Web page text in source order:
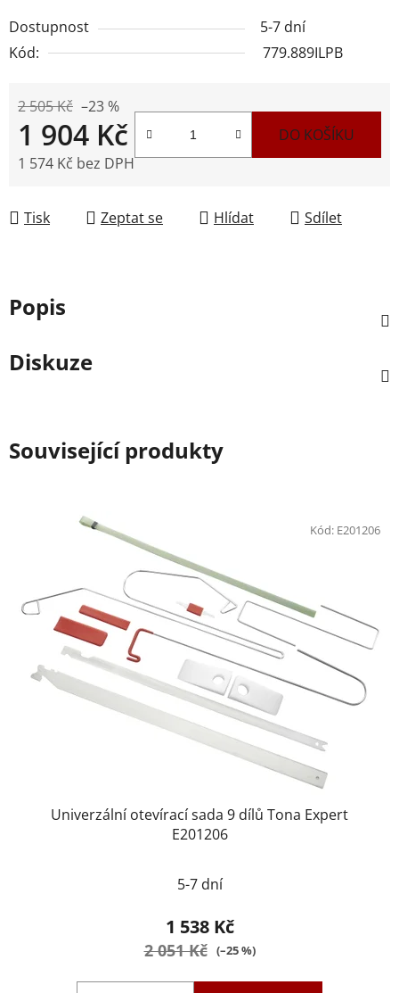
Dostupnost
5-7 dní
Kód:
779.889ILPB
2 505 Kč –23 %
1 904 Kč
1 574 Kč bez DPH
DO KOŠÍKU
Tisk Zeptat se Hlídat Sdílet
Popis
Diskuze
Související produkty
Univerzální otevírací sada 9 dílů Tona Expert
E201206
5-7 dní
1 538 Kč
2 051 Kč (–25 %)
Kód: E201206